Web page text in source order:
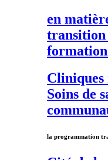
en
transition
Cliniques
Soins de
la programmation